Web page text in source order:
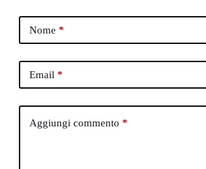
Nome *
Email *
Aggiungi commento *